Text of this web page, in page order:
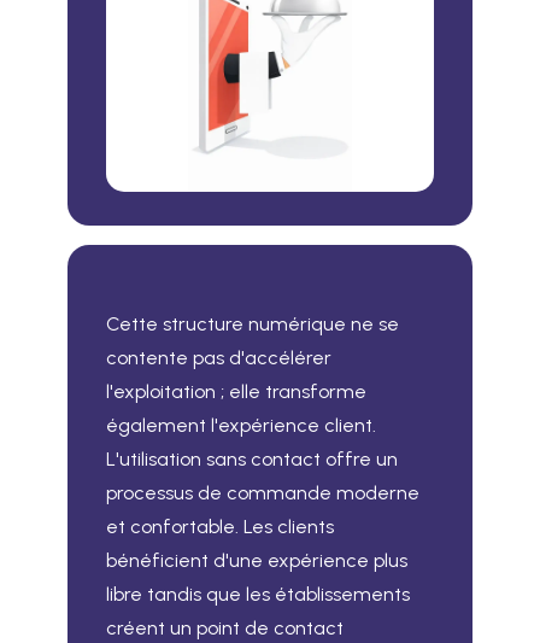
Cette structure numérique ne se
contente pas d'accélérer
l'exploitation ; elle transforme
également l'expérience client.
L'utilisation sans contact offre un
processus de commande moderne
et confortable. Les clients
bénéficient d'une expérience plus
libre tandis que les établissements
créent un point de contact